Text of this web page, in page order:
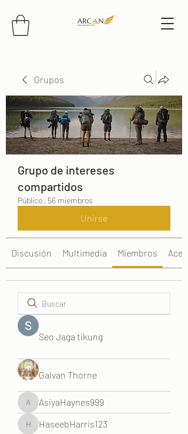
Grupos
Grupo de intereses
compartidos
Público · 56 miembros
Unirse
Discusión Multimedia Miembros
Seo Jaga tikung
Galvan Thorne
AsiyaHaynes999
AsiyaHaynes999
HaseebHarris123
HaseebHarris123